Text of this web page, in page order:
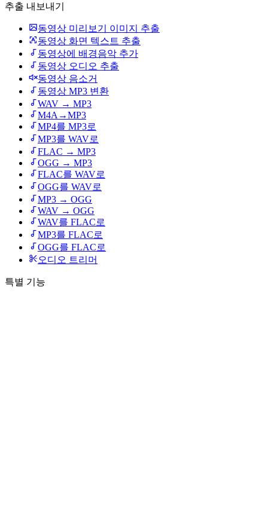
추출 내보내기
동영상 미리보기 이미지 추출
동영상 화면 텍스트 추출
동영상에 배경음악 추가
동영상 오디오 추출
동영상 음소거
동영상 MP3 변환
WAV → MP3
M4A→MP3
MP4를 MP3로
MP3를 WAV로
FLAC → MP3
OGG → MP3
FLAC를 WAV로
OGG를 WAV로
MP3 → OGG
WAV → OGG
WAV를 FLAC로
MP3를 FLAC로
OGG를 FLAC로
오디오 트리머
특별 기능